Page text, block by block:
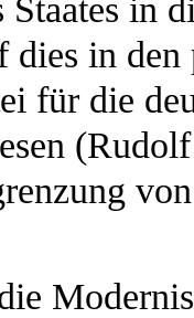
Staates in
dies in
für die